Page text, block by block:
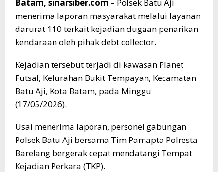
Batam, sinarsiber.com – Polsek Batu Aji
menerima laporan masyarakat melalui layanan
darurat 110 terkait kejadian dugaan penarikan
kendaraan oleh pihak debt collector.
Kejadian tersebut terjadi di kawasan Planet
Futsal, Kelurahan Bukit Tempayan, Kecamatan
Batu Aji, Kota Batam, pada Minggu
(17/05/2026).
Usai menerima laporan, personel gabungan
Polsek Batu Aji bersama Tim Pamapta Polresta
Barelang bergerak cepat mendatangi Tempat
Kejadian Perkara (TKP).